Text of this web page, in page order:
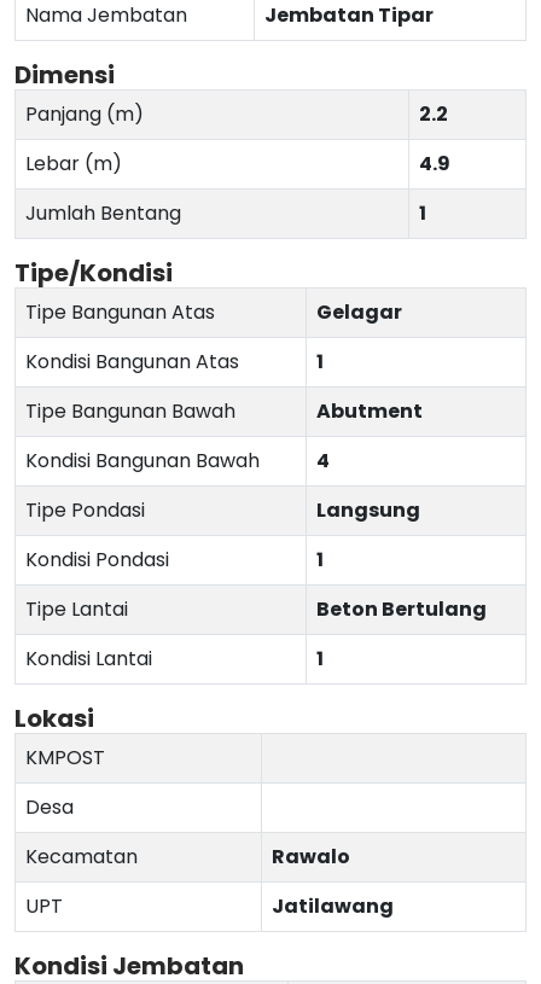
Nama Jembatan
Jembatan Tipar
Dimensi
Panjang (m)
2.2
Lebar (m)
4.9
Jumlah Bentang
1
Tipe/Kondisi
Tipe Bangunan Atas
Gelagar
Kondisi Bangunan Atas
1
Tipe Bangunan Bawah
Abutment
Kondisi Bangunan Bawah
4
Tipe Pondasi
Langsung
Kondisi Pondasi
1
Tipe Lantai
Beton Bertulang
Kondisi Lantai
1
Lokasi
KMPOST
Desa
Kecamatan
Rawalo
UPT
Jatilawang
Kondisi Jembatan